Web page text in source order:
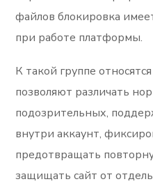
файлов блокировка
при работе платформы.
К такой группе
позволяют различать
подозрительных,
внутри аккаунт,
предотвращать
защищать сайт от